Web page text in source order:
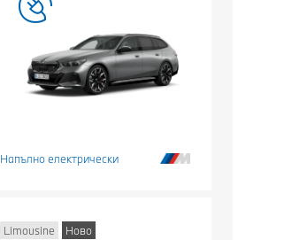
Напълно електрически
Limousine Ново